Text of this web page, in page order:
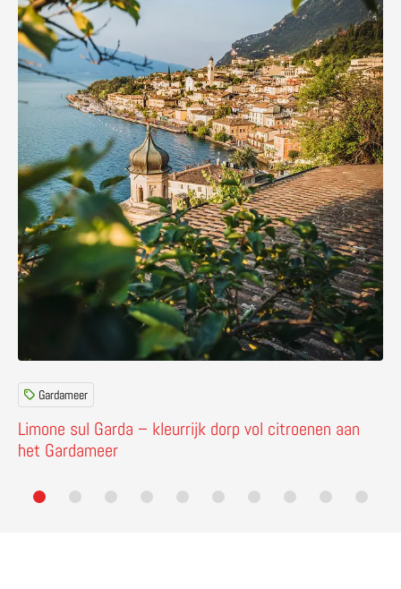
Limone sul Garda – kleurrijk dorp vol citroenen aan
het Gardameer
Gardameer